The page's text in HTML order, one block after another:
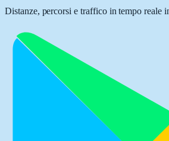
Distanze, percorsi e traffico in tempo reale